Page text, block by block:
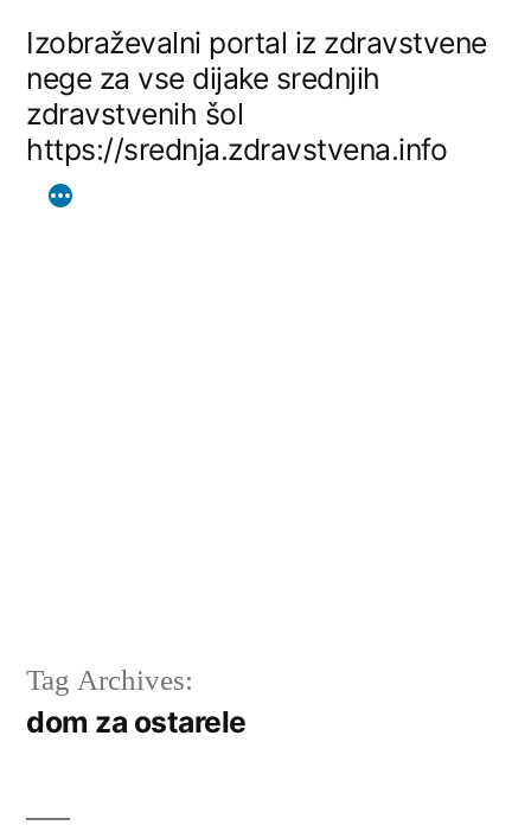
content
Izobraževalni portal iz zdravstvene
nege za vse dijake srednjih
zdravstvenih šol
https://srednja.zdravstvena.info
Tag Archives:
dom za ostarele